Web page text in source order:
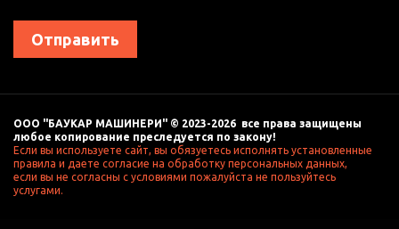
Отправить
ООО "БАУКАР МАШИНЕРИ" © 2023-2026  все права защищены
любое копирование преследуется по закону!
Если вы используете сайт, вы обязуетесь исполнять установленные
правила и даете согласие на обработку персональных данных,
если вы не согласны с условиями пожалуйста не пользуйтесь
услугами.